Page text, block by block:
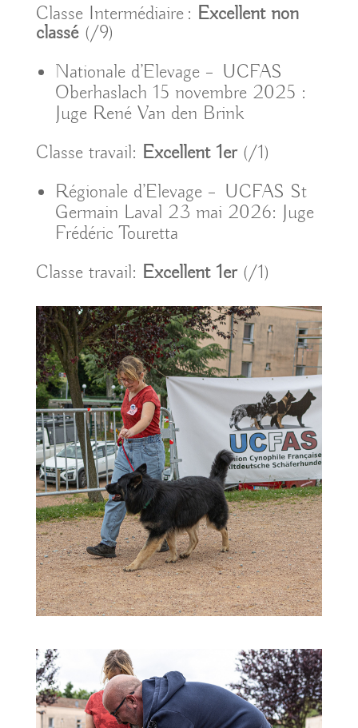
Classe Intermédiaire : Excellent non
classé (/9)
Nationale d’Elevage – UCFAS
Oberhaslach 15 novembre 2025 :
Juge René Van den Brink
Classe travail: Excellent 1er (/1)
Régionale d’Elevage – UCFAS St
Germain Laval 23 mai 2026: Juge
Frédéric Touretta
Classe travail: Excellent 1er (/1)